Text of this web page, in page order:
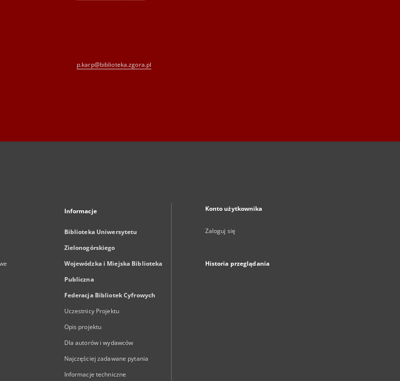
p.karp@biblioteka.zgora.pl
Informacje
Biblioteka Uniwersytetu
Zielonogórskiego
Wojewódzka i Miejska Biblioteka
Publiczna
Federacja Bibliotek Cyfrowych
Uczestnicy Projektu
Opis projektu
Dla autorów i wydawców
Najczęściej zadawane pytania
Informacje techniczne
Konto użytkownika
Zaloguj się
Historia przeglądania